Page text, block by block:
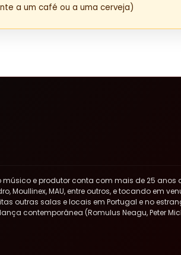
a um café ou a uma cerveja)
e produtor conta com mais de 25 anos
Moullinex, MAU, entre outros, e tocando em
outras salas e locais em Portugal e no
contemporânea (Romulus Neagu, Peter